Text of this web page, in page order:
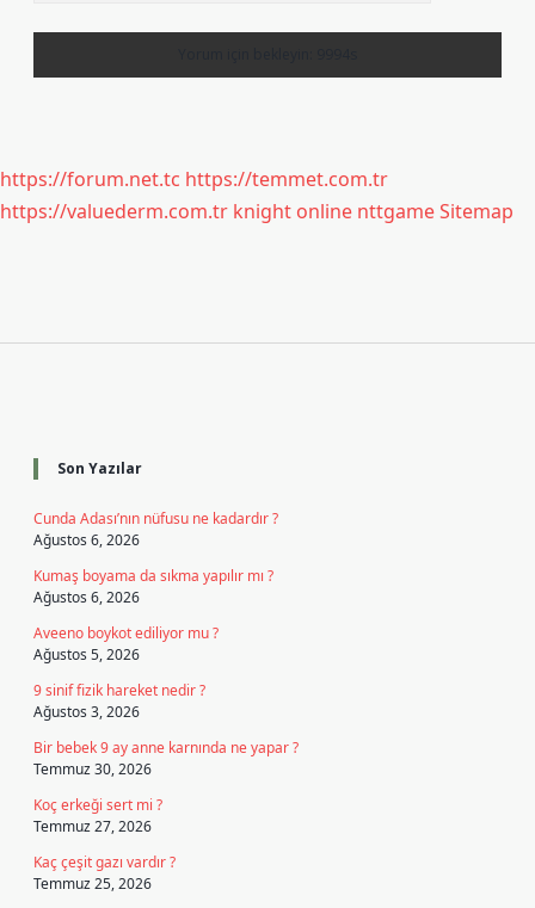
https://forum.net.tc https://temmet.com.tr
https://valuederm.com.tr knight online nttgameSitemap
Son Yazılar
Cunda Adası’nın nüfusu ne kadardır ?
Ağustos 6, 2026
Kumaş boyama da sıkma yapılır mı ?
Ağustos 6, 2026
Aveeno boykot ediliyor mu ?
Ağustos 5, 2026
9 sinif fizik hareket nedir ?
Ağustos 3, 2026
Bir bebek 9 ay anne karnında ne yapar ?
Temmuz 30, 2026
Koç erkeği sert mi ?
Temmuz 27, 2026
Kaç çeşit gazı vardır ?
Temmuz 25, 2026